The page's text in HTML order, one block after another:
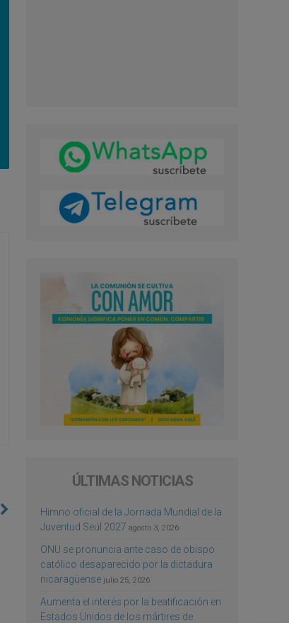
ÚLTIMAS NOTICIAS
Himno oficial de la Jornada Mundial de la
Juventud Seúl 2027 agosto 3, 2026
ONU se pronuncia ante caso de obispo
católico desaparecido por la dictadura
nicaragüense julio 25, 2026
Aumenta el interés por la beatificación en
Estados Unidos de los mártires de